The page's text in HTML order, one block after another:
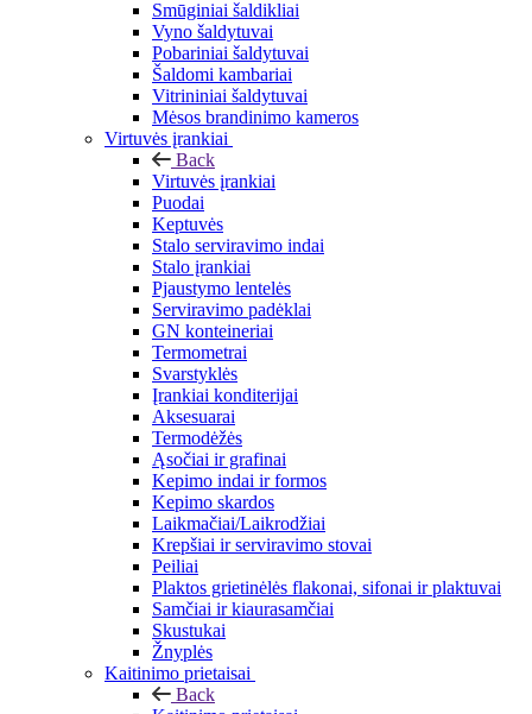
Smūginiai šaldikliai
Vyno šaldytuvai
Pobariniai šaldytuvai
Šaldomi kambariai
Vitrininiai šaldytuvai
Mėsos brandinimo kameros
Virtuvės įrankiai
Back
Virtuvės įrankiai
Puodai
Keptuvės
Stalo serviravimo indai
Stalo įrankiai
Pjaustymo lentelės
Serviravimo padėklai
GN konteineriai
Termometrai
Svarstyklės
Įrankiai konditerijai
Aksesuarai
Termodėžės
Ąsočiai ir grafinai
Kepimo indai ir formos
Kepimo skardos
Laikmačiai/Laikrodžiai
Krepšiai ir serviravimo stovai
Peiliai
Plaktos grietinėlės flakonai, sifonai ir plaktuvai
Samčiai ir kiaurasamčiai
Skustukai
Žnyplės
Kaitinimo prietaisai
Back